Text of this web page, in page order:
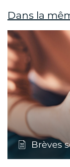
Dans la
Brèves